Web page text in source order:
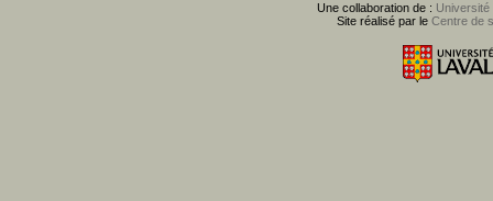
Une collaboration de : Université
Site réalisé par le Centre de